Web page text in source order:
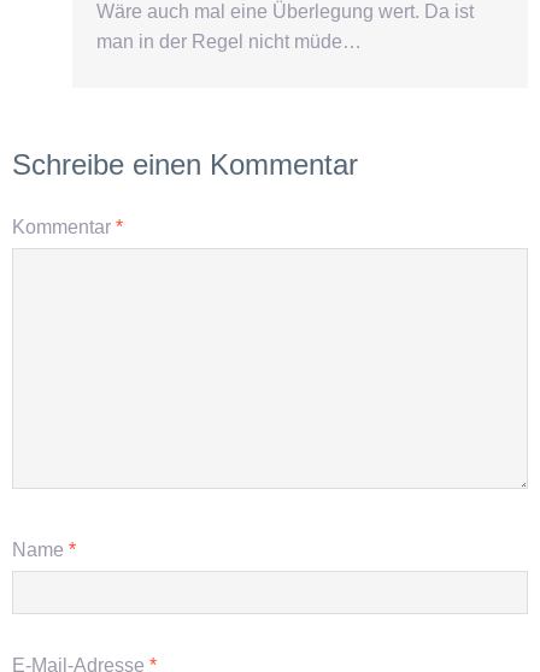
Wäre auch mal eine Überlegung wert. Da ist
man in der Regel nicht müde…
Schreibe einen Kommentar
Kommentar *
Name *
E-Mail-Adresse *